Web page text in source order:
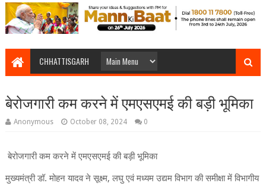
CHHATTISGARH
बेरोजगारी कम करने में एमएसएमई की बड़ी भूमिका
Anonymous October 08, 2024 0
बेरोजगारी कम करने में एमएसएमई की बड़ी भूमिका
मुख्यमंत्री डॉ. मोहन यादव ने सूक्ष्म, लघु एवं मध्यम उद्यम विभाग की समीक्षा में विभागीय